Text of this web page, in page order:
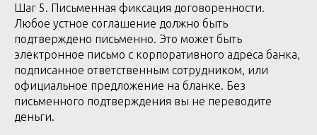
Шаг 5. Письменная фиксация договоренности.
Любое устное соглашение должно быть
подтверждено письменно. Это может быть
электронное письмо с корпоративного адреса банка,
подписанное ответственным сотрудником, или
официальное предложение на бланке. Без
письменного подтверждения вы не переводите
деньги.